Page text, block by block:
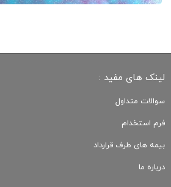
لینک های مفید :
سوالات متداول
فرم استخدام
بیمه های طرف قرارداد
درباره ما